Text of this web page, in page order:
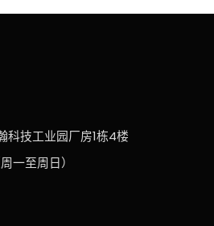
科技工业园厂房1栋4楼
一至周日）